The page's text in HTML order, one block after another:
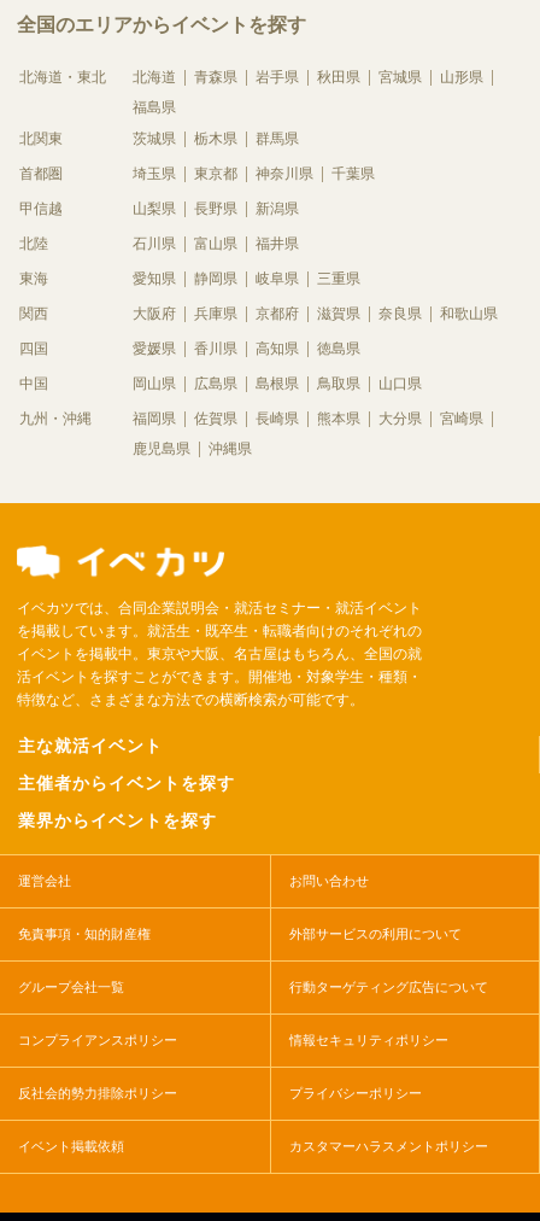
全国のエリアからイベントを探す
北海道・東北 北海道 青森県 岩手県 秋田県 宮城県
山形県
福島県
北関東
茨城県 栃木県 群馬県
首都圏 埼玉県 東京都 神奈川県 千葉県
甲信越 山梨県 長野県 新潟県
北陸 石川県 富山県 福井県
東海 愛知県 静岡県 岐阜県 三重県
関西 大阪府 兵庫県 京都府 滋賀県 奈良県 和歌山県
四国 愛媛県 香川県 高知県 徳島県
中国 岡山県 広島県 島根県 鳥取県 山口県
九州・沖縄 福岡県 佐賀県 長崎県 熊本県 大分県
宮崎県
鹿児島県
沖縄県
イベカツでは、合同企業説明会・就活セミナー・就活イベント
を掲載しています。就活生・既卒生・転職者向けのそれぞれの
イベントを掲載中。東京や大阪、名古屋はもちろん、全国の就
活イベントを探すことができます。開催地・対象学生・種類・
特徴など、さまざまな方法での横断検索が可能です。
主な就活イベント
主催者からイベントを探す
業界からイベントを探す
運営会社 お問い合わせ
免責事項・知的財産権 外部サービスの利用について
グループ会社一覧 行動ターゲティング広告について
コンプライアンスポリシー 情報セキュリティポリシー
反社会的勢力排除ポリシー プライバシーポリシー
イベント掲載依頼 カスタマーハラスメントポリシー